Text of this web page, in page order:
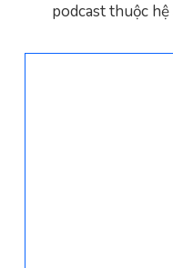
podcast thuộc